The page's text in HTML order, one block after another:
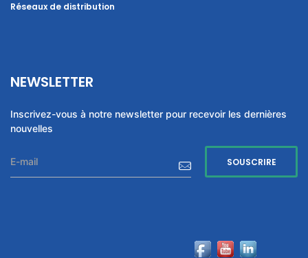
Réseaux de distribution
NEWSLETTER
Inscrivez-vous à notre newsletter pour recevoir les dernières
nouvelles